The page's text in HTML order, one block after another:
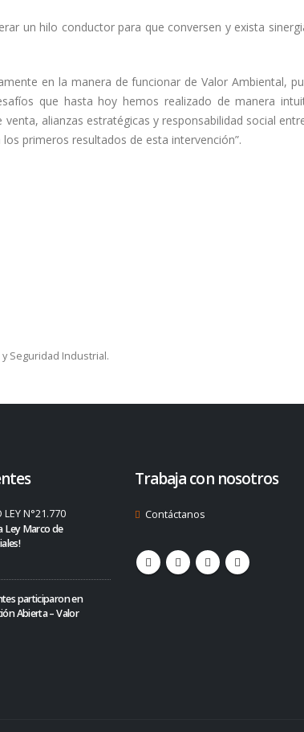
un hilo conductor para que conversen y exista
en la manera de funcionar de Valor Ambiental,
que hasta hoy hemos realizado de manera
alianzas estratégicas y responsabilidad social
primeros resultados de esta intervención”.
Seguridad Industrial.
Ley Marco de
participaron en
Abierta – Valor
Trabaja con nosotros
Contáctanos